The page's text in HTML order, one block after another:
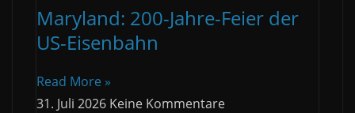
Maryland: 200-Jahre-Feier der
US-Eisenbahn
Read More »
31. Juli 2026 Keine Kommentare